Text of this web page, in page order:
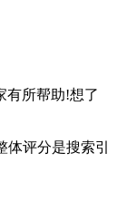
有所帮助!想了
评分是搜索引